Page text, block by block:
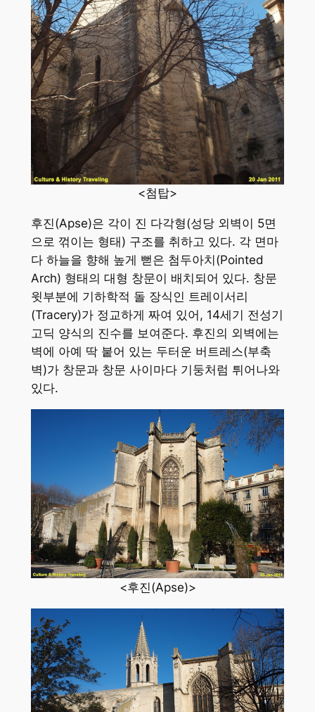
<첨탑>
후진(Apse)은 각이 진 다각형(성당 외벽이 5면
으로 꺾이는 형태) 구조를 취하고 있다. 각 면마
다 하늘을 향해 높게 뻗은 첨두아치(Pointed
Arch) 형태의 대형 창문이 배치되어 있다. 창문
윗부분에 기하학적 돌 장식인 트레이서리
(Tracery)가 정교하게 짜여 있어, 14세기 전성기
고딕 양식의 진수를 보여준다. 후진의 외벽에는
벽에 아예 딱 붙어 있는 두터운 버트레스(부축
벽)가 창문과 창문 사이마다 기둥처럼 튀어나와
있다.
<후진(Apse)>